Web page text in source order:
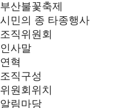
부산불꽃축제
시민의 종 타종행사
조직위원회
인사말
연혁
조직구성
위원회위치
알림마당